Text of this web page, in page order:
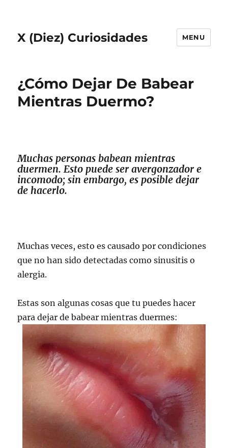
X (Diez) Curiosidades MENU
¿Cómo Dejar De Babear
Mientras Duermo?
Muchas personas babean mientras
duermen. Esto puede ser avergonzador e
incomodo; sin embargo, es posible dejar
de hacerlo.
Muchas veces, esto es causado por condiciones
que no han sido detectadas como sinusitis o
alergia.
Estas son algunas cosas que tu puedes hacer
para dejar de babear mientras duermes: